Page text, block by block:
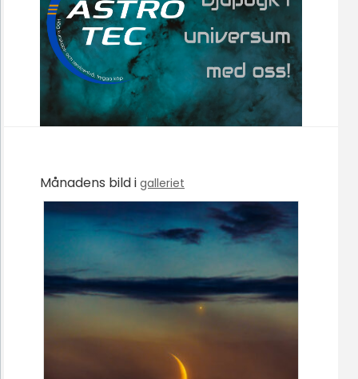
Månadens bild i galleriet